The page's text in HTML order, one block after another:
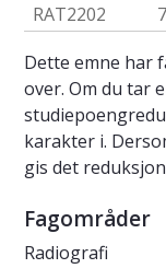
RAT2202
Dette emne har
over. Om du tar
karakter i.
gis det
Fagområder
Radiografi